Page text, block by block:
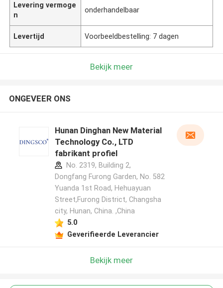
Levering vermoge
n
onderhandelbaar
Levertijd Voorbeeldbestelling: 7 dagen
Bekijk meer
ONGEVEER ONS
Hunan Dinghan New Material
Technology Co., LTD
fabrikant profiel
No. 2319, Building 2,
Dongfang Furong Garden, No. 582
Yuanda 1st Road, Hehuayuan
Street,Furong District, Changsha
city, Hunan, China. ,China
5.0
Geverifieerde Leverancier
Bekijk meer